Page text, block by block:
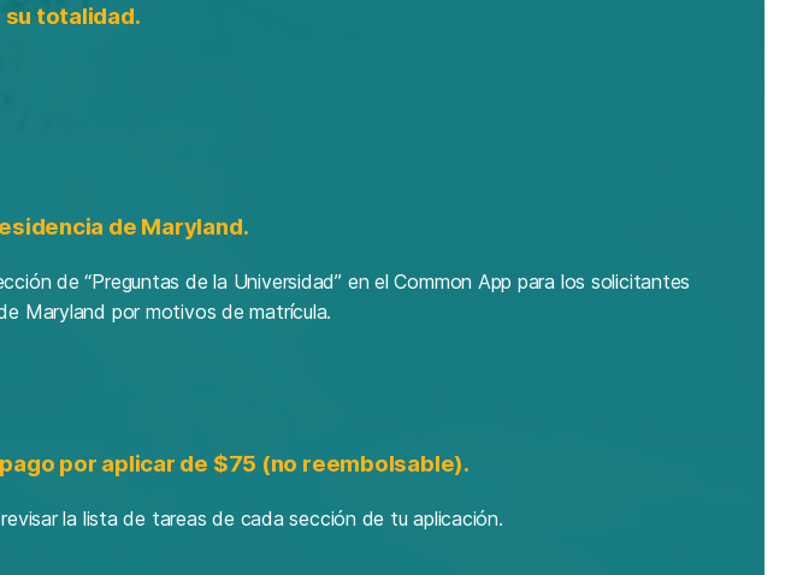
su totalidad.
de Maryland.
de “Preguntas de la Universidad” en el Common App para los solicitantes
Maryland por motivos de matrícula.
por aplicar de $75 (no reembolsable).
la lista de tareas de cada sección de tu aplicación.